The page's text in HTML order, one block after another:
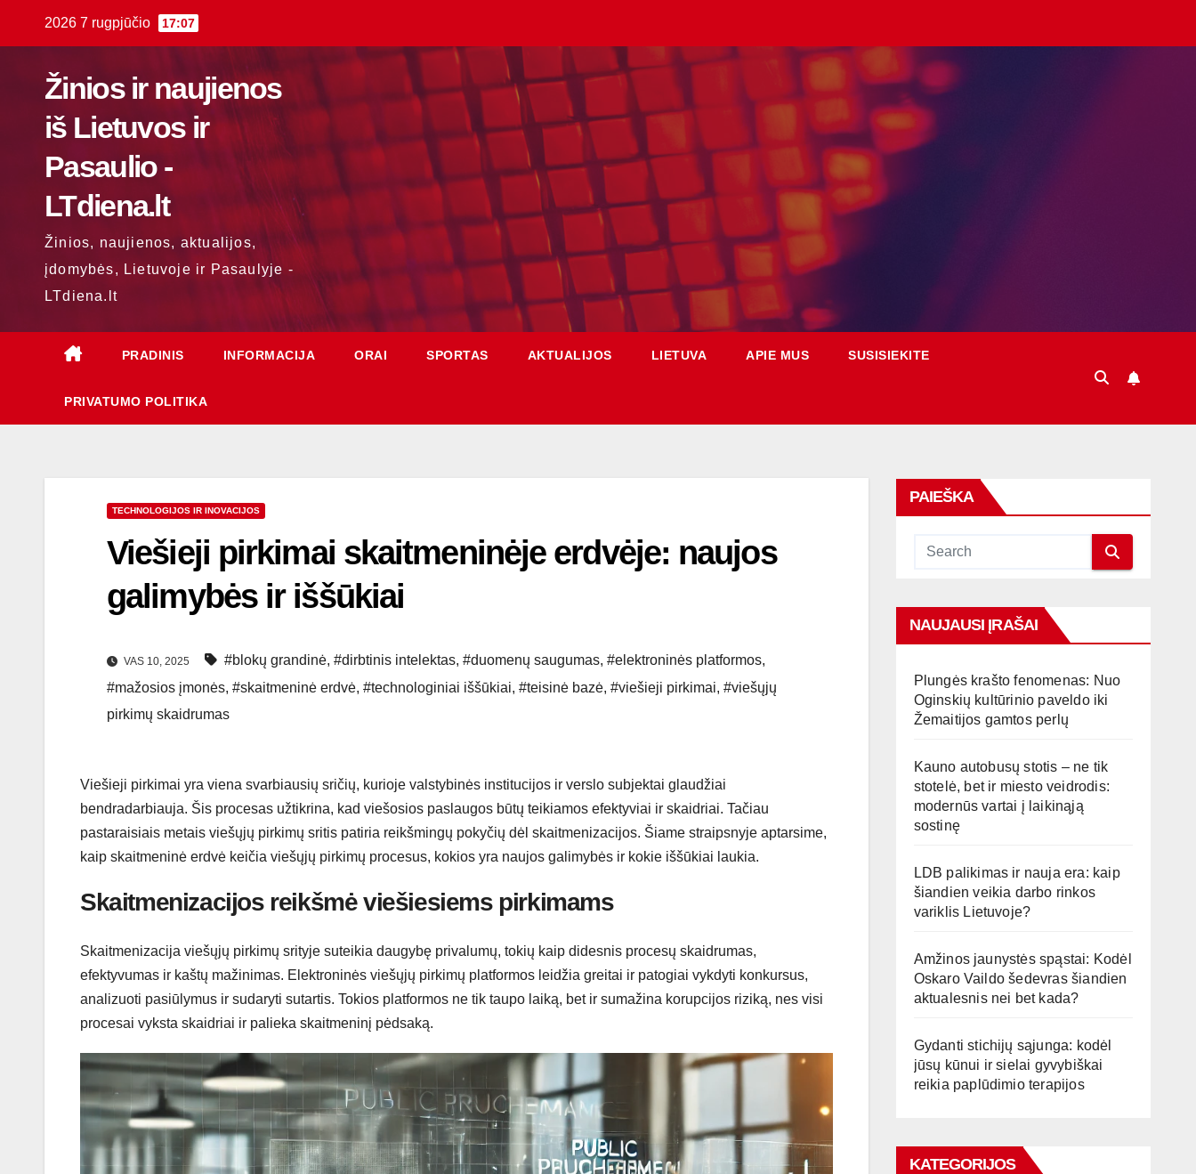
2026 7 rugpjūčio 17:07
Žinios ir naujienos
iš Lietuvos ir
Pasaulio -
LTdiena.lt
Žinios, naujienos, aktualijos,
įdomybės, Lietuvoje ir Pasaulyje -
LTdiena.lt
PRADINIS INFORMACIJA ORAI SPORTAS AKTUALIJOS LIETUVA APIE MUS SUSISIEKITE
PRIVATUMO POLITIKA
TECHNOLOGIJOS IR INOVACIJOS
Viešieji pirkimai skaitmeninėje erdvėje: naujos
galimybės ir iššūkiai
VAS 10, 2025 #blokų grandinė, #dirbtinis intelektas, #duomenų saugumas, #elektroninės platformos,
#mažosios įmonės, #skaitmeninė erdvė, #technologiniai iššūkiai, #teisinė bazė, #viešieji pirkimai, #viešųjų
pirkimų skaidrumas
Viešieji pirkimai yra viena svarbiausių sričių, kurioje valstybinės institucijos ir verslo subjektai glaudžiai
bendradarbiauja. Šis procesas užtikrina, kad viešosios paslaugos būtų teikiamos efektyviai ir skaidriai. Tačiau
pastaraisiais metais viešųjų pirkimų sritis patiria reikšmingų pokyčių dėl skaitmenizacijos. Šiame straipsnyje aptarsime,
kaip skaitmeninė erdvė keičia viešųjų pirkimų procesus, kokios yra naujos galimybės ir kokie iššūkiai laukia.
Skaitmenizacijos reikšmė viešiesiems pirkimams
Skaitmenizacija viešųjų pirkimų srityje suteikia daugybę privalumų, tokių kaip didesnis procesų skaidrumas,
efektyvumas ir kaštų mažinimas. Elektroninės viešųjų pirkimų platformos leidžia greitai ir patogiai vykdyti konkursus,
analizuoti pasiūlymus ir sudaryti sutartis. Tokios platformos ne tik taupo laiką, bet ir sumažina korupcijos riziką, nes visi
procesai vyksta skaidriai ir palieka skaitmeninį pėdsaką.
PAIEŠKA
NAUJAUSI ĮRAŠAI
Plungės krašto fenomenas: Nuo
Oginskių kultūrinio paveldo iki
Žemaitijos gamtos perlų
Kauno autobusų stotis – ne tik
stotelė, bet ir miesto veidrodis:
modernūs vartai į laikinąją
sostinę
LDB palikimas ir nauja era: kaip
šiandien veikia darbo rinkos
variklis Lietuvoje?
Amžinos jaunystės spąstai: Kodėl
Oskaro Vaildo šedevras šiandien
aktualesnis nei bet kada?
Gydanti stichijų sąjunga: kodėl
jūsų kūnui ir sielai gyvybiškai
reikia paplūdimio terapijos
KATEGORIJOS